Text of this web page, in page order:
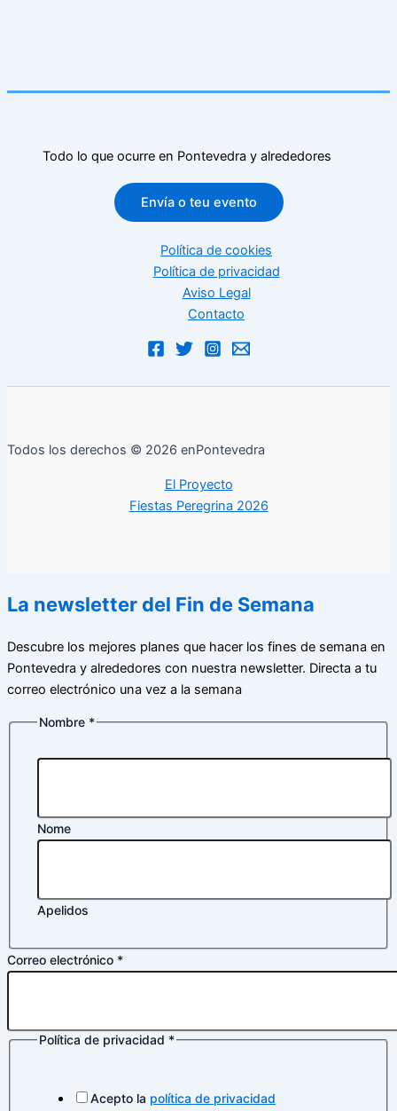
Todo lo que ocurre en Pontevedra y alrededores
Envía o teu evento
Política de cookies
Política de privacidad
Aviso Legal
Contacto
Todos los derechos © 2026 enPontevedra
El Proyecto
Fiestas Peregrina 2026
La newsletter del Fin de Semana
Descubre los mejores planes que hacer los fines de semana en
Pontevedra y alrededores con nuestra newsletter. Directa a tu
correo electrónico una vez a la semana
Nombre *
Nome
Apelidos
Nombre
Correo electrónico *
Política de privacidad *
Acepto la política de privacidad